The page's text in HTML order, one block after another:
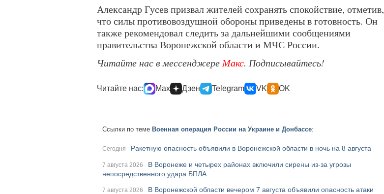
Александр Гусев призвал жителей сохранять спокойствие, отметив,
что силы противовоздушной обороны приведены в готовность. Он
также рекомендовал следить за дальнейшими сообщениями
правительства Воронежской области и МЧС России.
Читайте нас в мессенджере Макс. Подписывайтесь!
Читайте нас: Max Дзен Telegram VK OK
Ссылки по теме Военная операция России на Украине и Донбассе:
Сегодня Ракетную опасность объявили в Воронежской области в ночь на 8 августа
7 августа 2026
В Воронеже и четырех районах включили сирены из-за угрозы
непосредственного удара БПЛА
7 августа 2026
В Воронежской области вечером 7 августа объявили опасность атаки